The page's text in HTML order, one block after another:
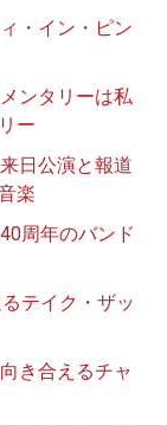
・イン・ピン
ンタリーは私
ー
日公演と報道
楽
周年のバンド
テイク・ザッ
き合えるチャ